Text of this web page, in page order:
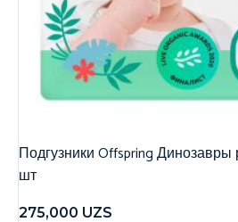
Подгузники Offspring Динозавры
шт
275,000 UZS